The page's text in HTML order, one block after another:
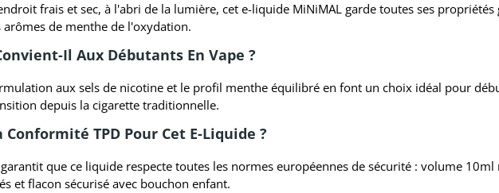
frais et sec, à l'abri de la lumière, cet e-liquide MiNiMAL garde toutes ses
arômes de menthe de l'oxydation.
Il Aux Débutants En Vape ?
aux sels de nicotine et le profil menthe équilibré en font un choix idéal pour
depuis la cigarette traditionnelle.
Conformité TPD Pour Cet E-Liquide ?
que ce liquide respecte toutes les normes européennes de sécurité : volume
et flacon sécurisé avec bouchon enfant.